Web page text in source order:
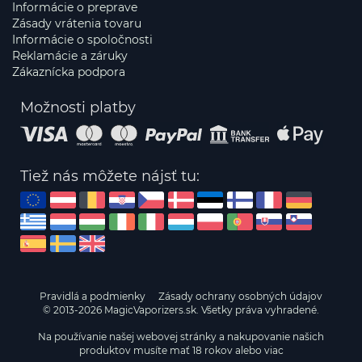
Informácie o preprave
Zásady vrátenia tovaru
Informácie o spoločnosti
Reklamácie a záruky
Zákaznícka podpora
Možnosti platby
Tiež nás môžete nájsť tu:
Pravidlá a podmienky
Zásady ochrany osobných údajov
© 2013-2026 MagicVaporizers.sk. Všetky práva vyhradené.
Na používanie našej webovej stránky a nakupovanie našich
produktov musíte mať 18 rokov alebo viac